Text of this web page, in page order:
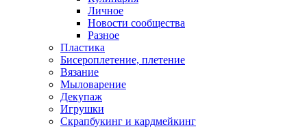
Личное
Новости сообщества
Разное
Пластика
Бисероплетение, плетение
Вязание
Мыловарение
Декупаж
Игрушки
Скрапбукинг и кардмейкинг